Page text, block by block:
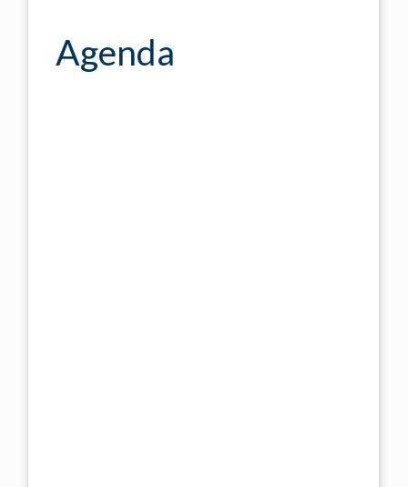
Agenda